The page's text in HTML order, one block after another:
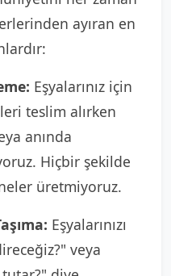
ayıran en
Eşyalarınız için
teslim alırken
anında
Hiçbir şekilde
üretmiyoruz.
Eşyalarınızı
veya